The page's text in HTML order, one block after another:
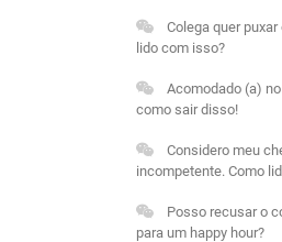
Colega quer
lido com isso?
Acomodado (a)
como sair disso!
Considero meu
incompetente. Como
Posso recusar o
para um happy hour?